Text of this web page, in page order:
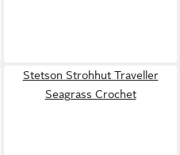
Stetson Strohhut Traveller
Seagrass Crochet